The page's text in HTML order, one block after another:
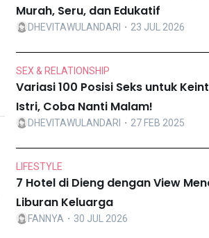
Murah, Seru, dan Edukatif
DHEVITAWULANDARI ・23 JUL 2026
SEX & RELATIONSHIP
Variasi 100 Posisi Seks untuk
Istri, Coba Nanti Malam!
DHEVITAWULANDARI ・27 FEB 2025
LIFESTYLE
7 Hotel di Dieng dengan View
Liburan Keluarga
FANNYA ・30 JUL 2026